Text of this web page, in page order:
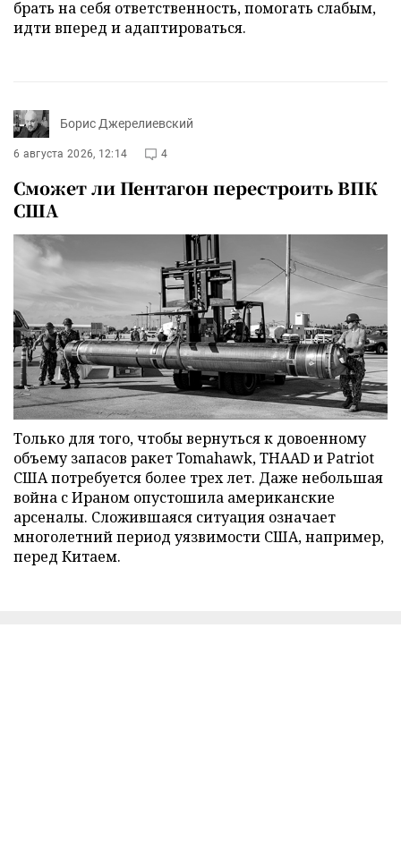
брать на себя ответственность, помогать слабым,
идти вперед и адаптироваться.
Борис Джерелиевский
6 августа 2026, 12:14 4
Сможет ли Пентагон перестроить ВПК
США
Только для того, чтобы вернуться к довоенному
объему запасов ракет Tomahawk, THAAD и Patriot
США потребуется более трех лет. Даже небольшая
война с Ираном опустошила американские
арсеналы. Сложившаяся ситуация означает
многолетний период уязвимости США, например,
перед Китаем.